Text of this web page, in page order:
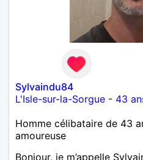
Sylvaindu84
L'Isle-sur-la-Sorgue - 43
Homme célibataire de 43
amoureuse
Bonjour, je m’appelle